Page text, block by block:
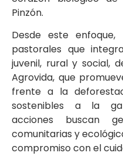
Pinzón.
Desde este
pastorales que
juvenil, rural y social,
Agrovida, que
frente a la
sostenibles a la
acciones buscan
comunitarias y
compromiso con el